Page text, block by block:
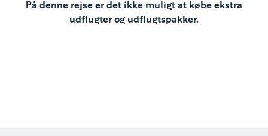
På denne rejse er det ikke muligt at købe ekstra
udflugter og udflugtspakker.